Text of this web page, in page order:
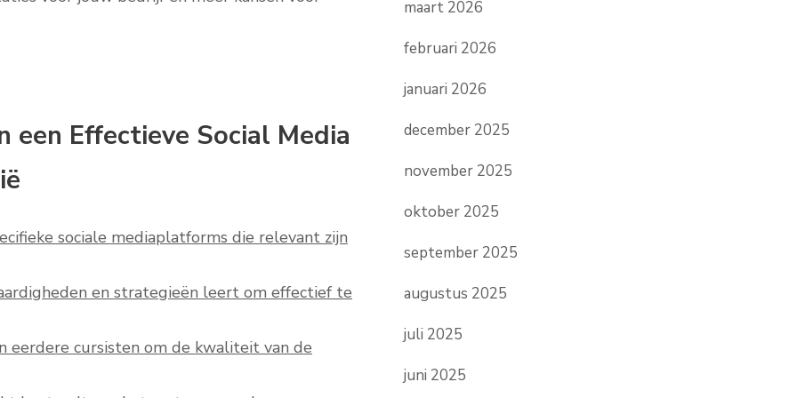
een Effectieve Social Media
sociale mediaplatforms die relevant zijn
en strategieën leert om effectief te
eerdere cursisten om de kwaliteit van de
maart 2026
februari 2026
januari 2026
december 2025
november 2025
oktober 2025
september 2025
augustus 2025
juli 2025
juni 2025